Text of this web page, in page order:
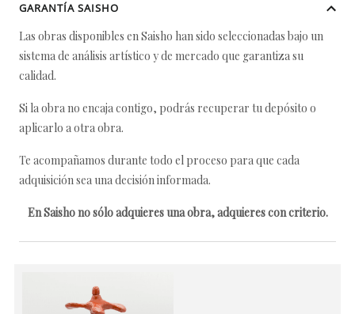
GARANTÍA SAISHO
Las obras disponibles en Saisho han sido seleccionadas bajo un
sistema de análisis artístico y de mercado que garantiza su
calidad.
Si la obra no encaja contigo, podrás recuperar tu depósito o
aplicarlo a otra obra.
Te acompañamos durante todo el proceso para que cada
adquisición sea una decisión informada.
En Saisho no sólo adquieres una obra, adquieres con criterio.